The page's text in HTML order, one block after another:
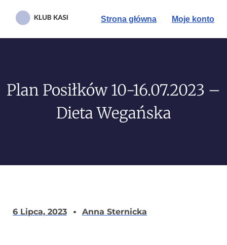
Strona główna Moje konto
Plan Posiłków 10-16.07.2023 –
Dieta Wegańska
6 Lipca, 2023 Anna Sternicka